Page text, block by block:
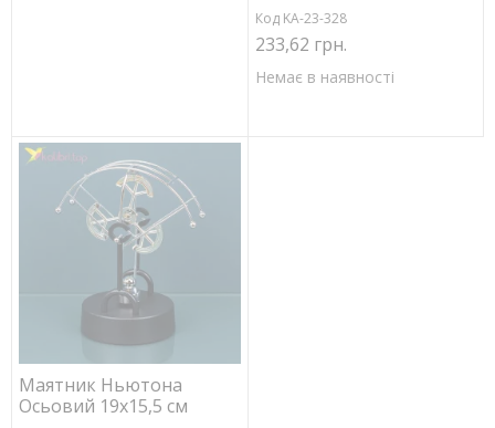
Код KA-23-328
233,62 грн.
Немає в наявності
Маятник Ньютона
Осьовий 19х15,5 см